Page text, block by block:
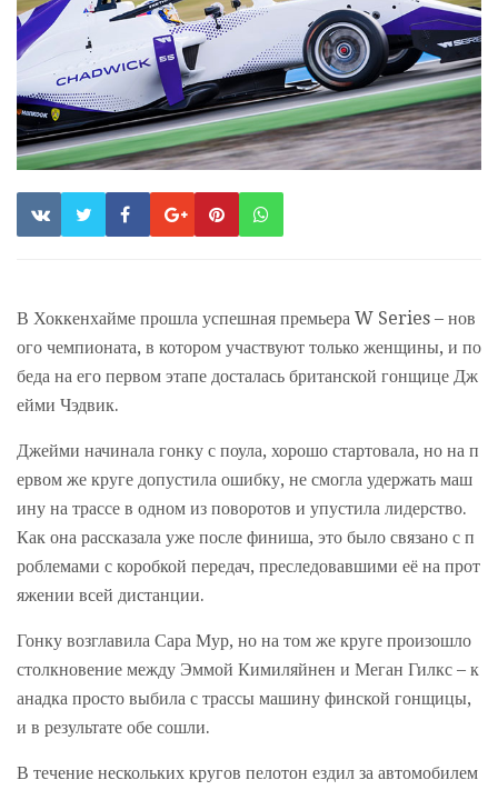
В Хоккенхайме прошла успешная премьера W Series – нов
ого чемпионата, в котором участвуют только женщины, и по
беда на его первом этапе досталась британской гонщице Дж
ейми Чэдвик.
Джейми начинала гонку с поула, хорошо стартовала, но на п
ервом же круге допустила ошибку, не смогла удержать маш
ину на трассе в одном из поворотов и упустила лидерство.
Как она рассказала уже после финиша, это было связано с п
роблемами с коробкой передач, преследовавшими её на прот
яжении всей дистанции.
Гонку возглавила Сара Мур, но на том же круге произошло
столкновение между Эммой Кимиляйнен и Меган Гилкс – к
анадка просто выбила с трассы машину финской гонщицы,
и в результате обе сошли.
В течение нескольких кругов пелотон ездил за автомобилем